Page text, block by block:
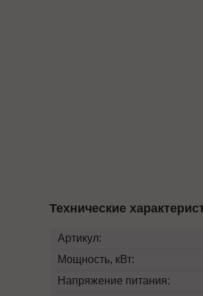
Технические
Артикул:
Мощность, кВт:
Напряжение питания: